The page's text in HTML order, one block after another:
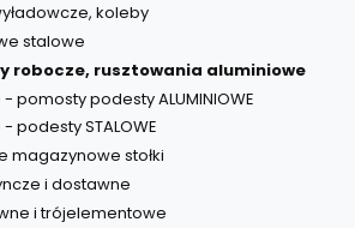
koleby
stalowe
robocze, rusztowania aluminiowe
pomosty podesty ALUMINIOWE
podesty STALOWE
magazynowe stołki
i dostawne
i trójelementowe